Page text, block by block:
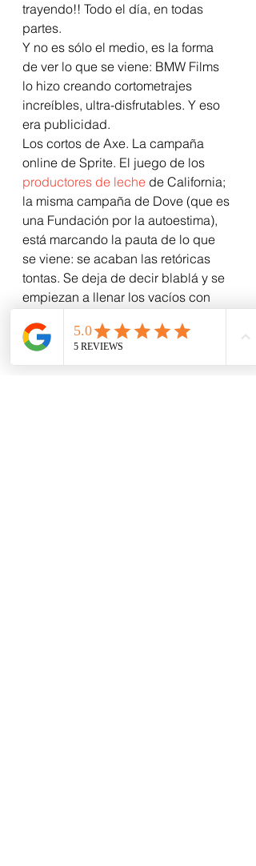
trayendo!! Todo el día, en todas
partes.
Y no es sólo el medio, es la forma
de ver lo que se viene: BMW Films
lo hizo creando cortometrajes
increíbles, ultra-disfrutables. Y eso
era publicidad.
Los cortos de Axe. La campaña
online de Sprite. El juego de los
productores de leche de California;
la misma campaña de Dove (que es
una Fundación por la autoestima),
está marcando la pauta de lo que
se viene: se acaban las retóricas
tontas. Se deja de decir blablá y se
empiezan a llenar los vacíos con
comunicación marca/consumidor.
Aleluya, hermanos. He dicho.